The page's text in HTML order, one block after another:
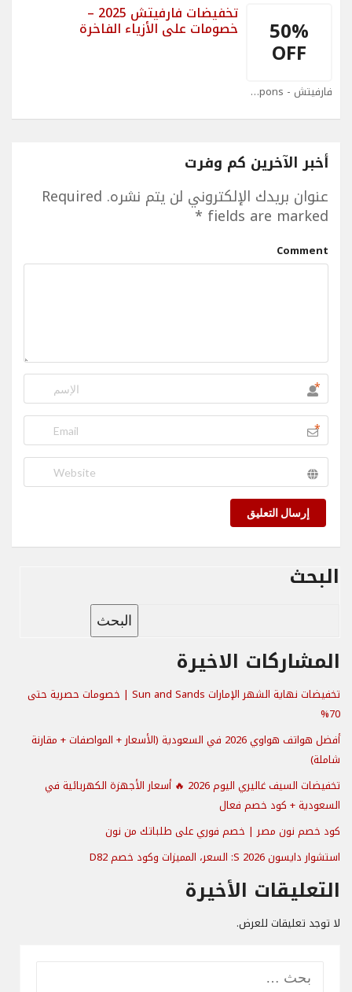
50%
OFF
فارفيتش - Farfetch Coupons
تخفيضات فارفيتش 2025 –
خصومات على الأزياء الفاخرة
أخبر الآخرين كم وفرت
عنوان بريدك الإلكتروني لن يتم نشره. Required
fields are marked
*
Comment
*
*
إرسال التعليق
البحث
البحث
المشاركات الاخيرة
تخفيضات نهاية الشهر الإمارات Sun and Sands | خصومات حصرية حتى
70%
أفضل هواتف هواوي 2026 في السعودية (الأسعار + المواصفات + مقارنة
شاملة)
تخفيضات السيف غاليري اليوم 2026 🔥 أسعار الأجهزة الكهربائية في
السعودية + كود خصم فعال
كود خصم نون مصر | خصم فوري على طلباتك من نون
استشوار دايسون S 2026: السعر، المميزات وكود خصم D82
التعليقات الأخيرة
لا توجد تعليقات للعرض.
البحث